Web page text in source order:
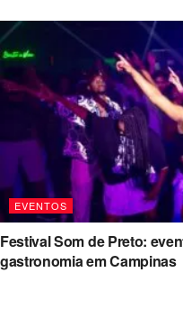
EVENTOS
Festival Som de Preto:
gastronomia em Campinas